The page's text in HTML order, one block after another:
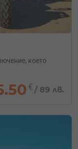
което
€ / 89 лв.